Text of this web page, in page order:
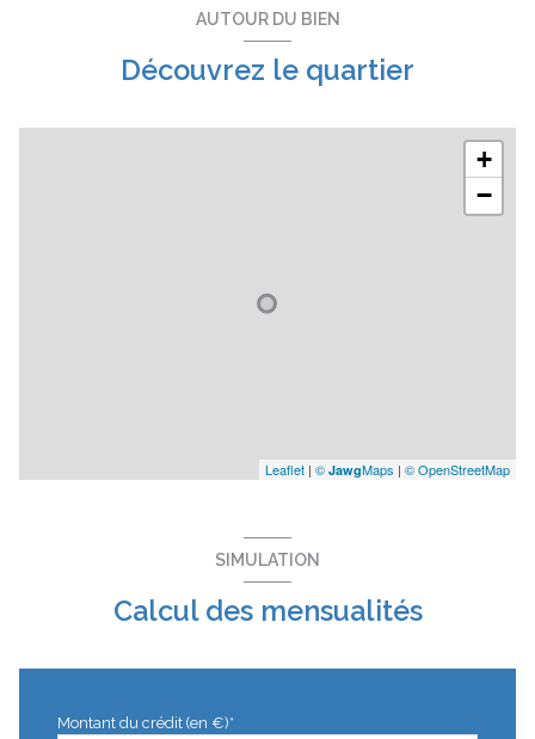
AUTOUR DU BIEN
Découvrez le quartier
+
−
Leaflet | © JawgMaps | © OpenStreetMap
SIMULATION
Calcul des mensualités
Montant du crédit (en €)*